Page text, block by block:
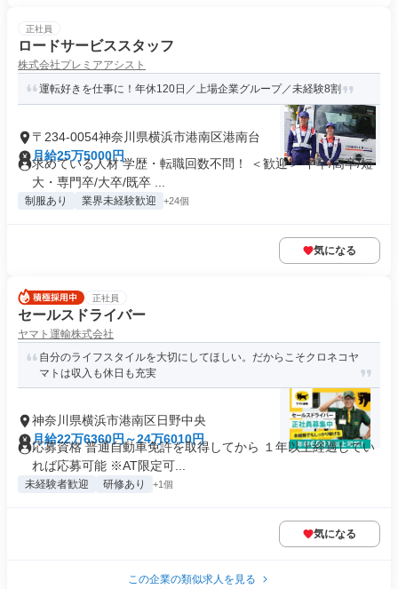
正社員
ロードサービススタッフ
株式会社プレミアアシスト
運転好きを仕事に！年休120日／上場企業グループ／未経験8割
〒234-0054神奈川県横浜市港南区港南台
月給25万5000円
求めている人材 学歴・転職回数不問！ ＜歓迎＞ 中卒/高卒/短
大・専門卒/大卒/既卒 ...
制服あり 業界未経験歓迎 +24個
気になる
正社員
セールスドライバー
ヤマト運輸株式会社
自分のライフスタイルを大切にしてほしい。だからこそクロネコヤ
マトは収入も休日も充実
神奈川県横浜市港南区日野中央
月給22万6360円～24万6010円
応募資格 普通自動車免許を取得してから １年以上経過してい
れば応募可能 ※AT限定可...
未経験者歓迎 研修あり +1個
気になる
この企業の類似求人を見る